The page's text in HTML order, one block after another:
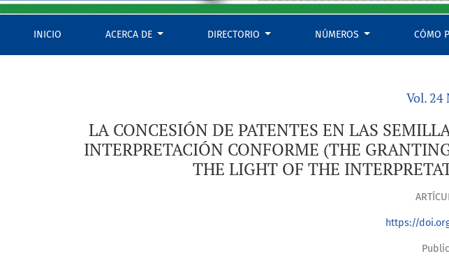
INICIO ACERCA DE DIRECTORIO NÚMEROS CÓMO
Vol. 24
LA CONCESIÓN DE PATENTES EN LAS
INTERPRETACIÓN CONFORME (THE
THE LIGHT OF THE
https://